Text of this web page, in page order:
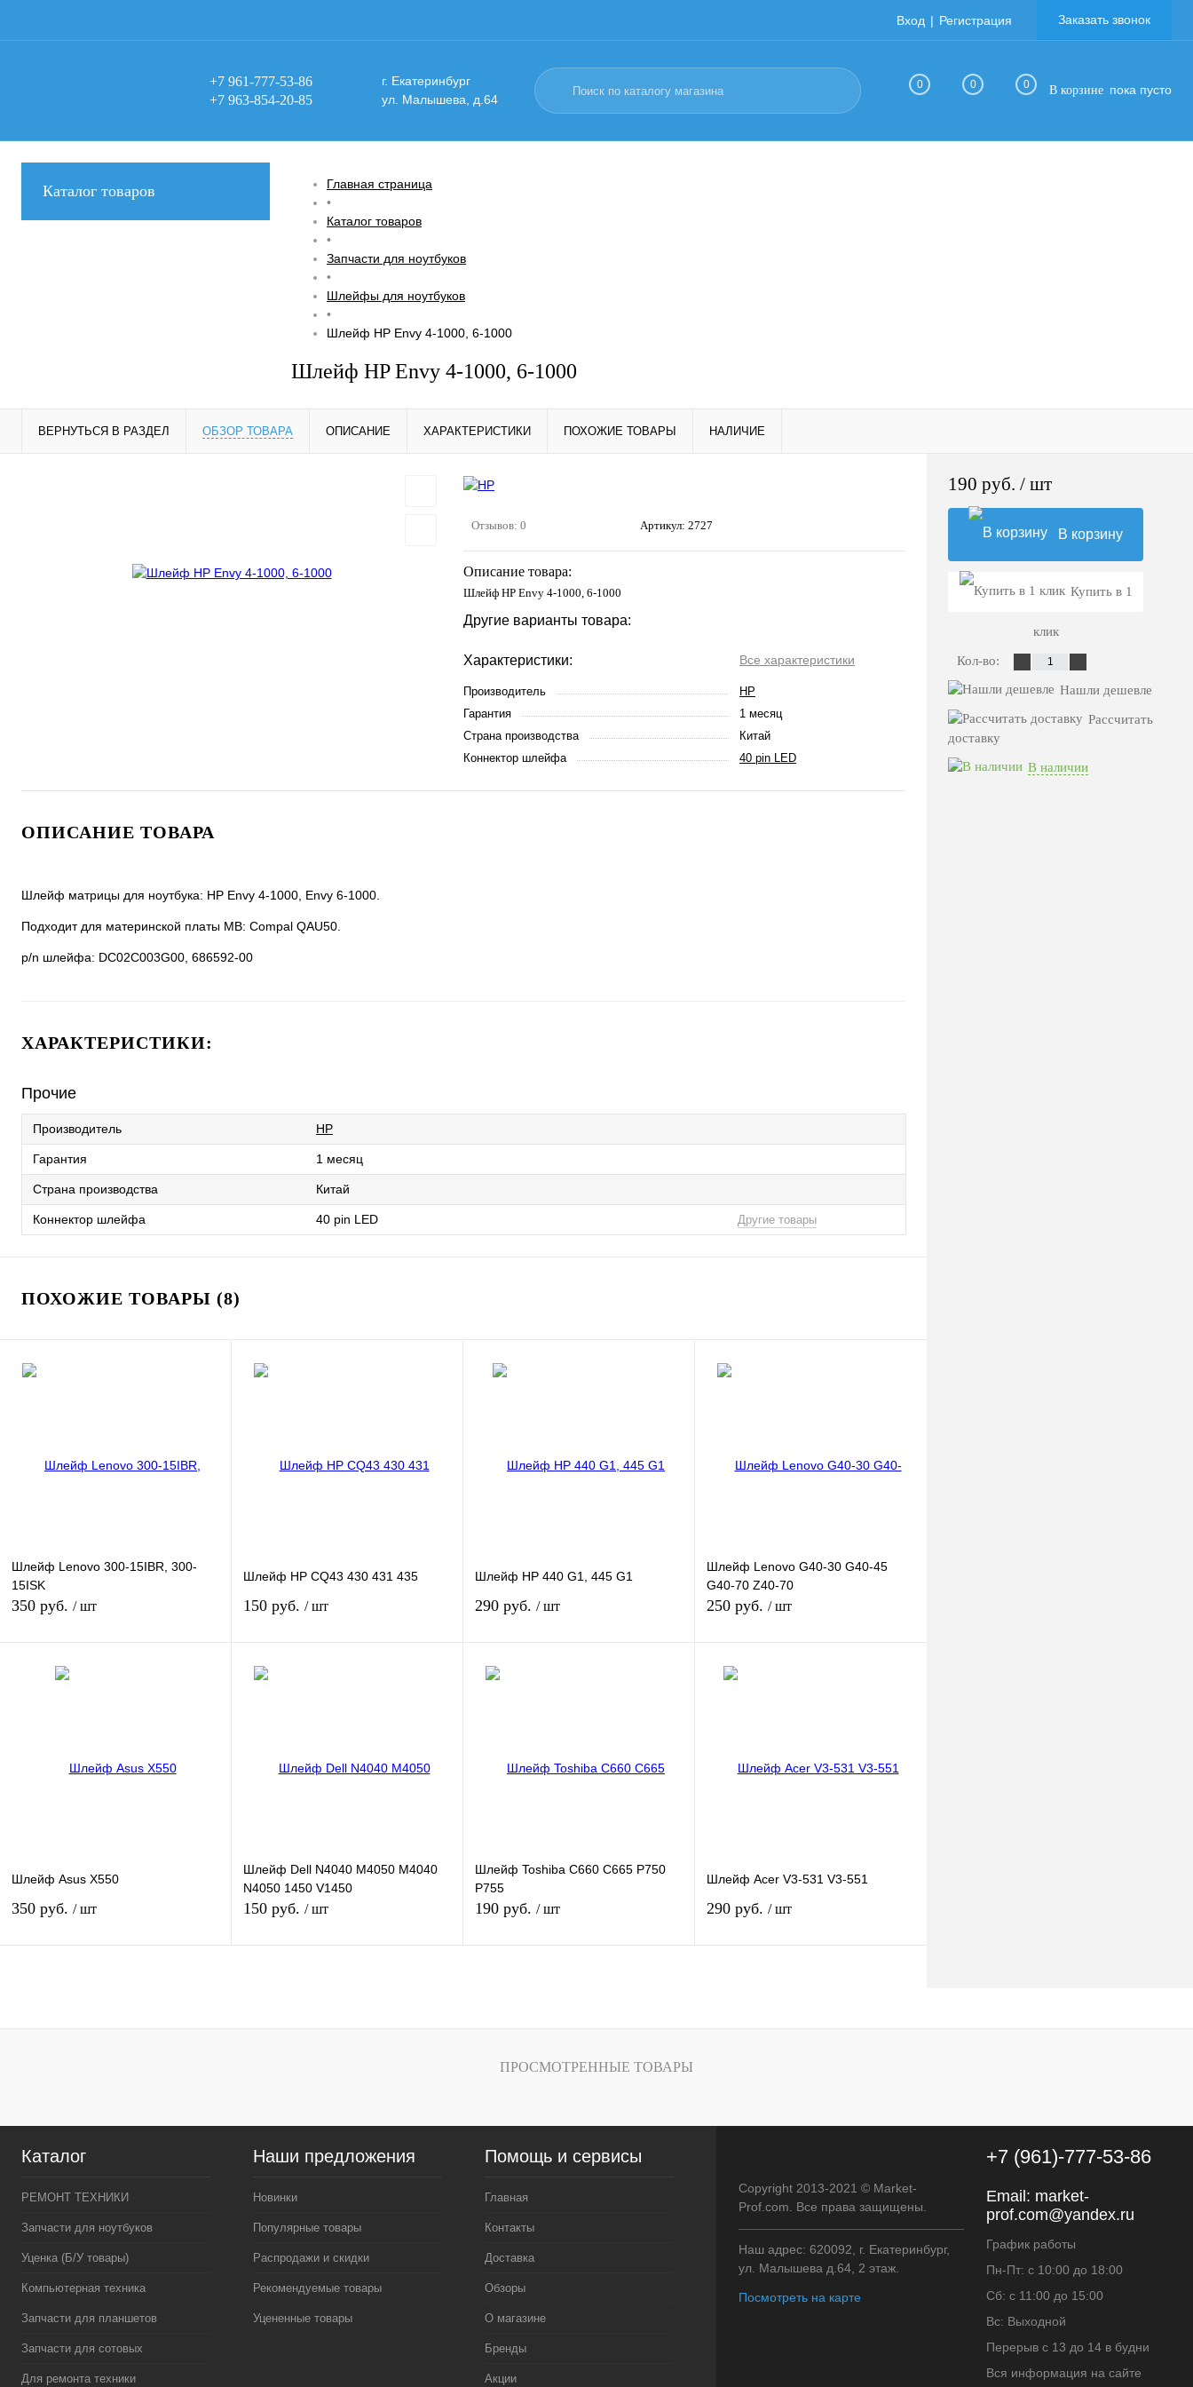
Вход Регистрация Заказать звонок
+7 961-777-53-86
+7 963-854-20-85
г. Екатеринбург
ул. Малышева, д.64
0 0 0 В корзине пока пусто
Каталог товаров
Главная страница
•
Каталог товаров
•
Запчасти для ноутбуков
•
Шлейфы для ноутбуков
•
Шлейф HP Envy 4-1000, 6-1000
Шлейф HP Envy 4-1000, 6-1000
ВЕРНУТЬСЯ В РАЗДЕЛ ОБЗОР ТОВАРА ОПИСАНИЕ ХАРАКТЕРИСТИКИ ПОХОЖИЕ ТОВАРЫ НАЛИЧИЕ
Отзывов: 0 Артикул: 2727
Описание товара:
Шлейф HP Envy 4-1000, 6-1000
Другие варианты товара:
Характеристики: Все характеристики
Производитель
HP
Гарантия
1 месяц
Страна производства
Китай
Коннектор шлейфа
40 pin LED
ОПИСАНИЕ ТОВАРА
Шлейф матрицы для ноутбука: HP Envy 4-1000, Envy 6-1000.
Подходит для материнской платы MB: Compal QAU50.
p/n шлейфа: DC02C003G00, 686592-00
ХАРАКТЕРИСТИКИ:
Прочие
Производитель HP
Гарантия 1 месяц
Страна производства Китай
Коннектор шлейфа 40 pin LED Другие товары
ПОХОЖИЕ ТОВАРЫ (8)
Шлейф Lenovo 300-15IBR, 300-
15ISK
350 руб. / шт
наличии
Шлейф HP CQ43 430 431 435
150 руб. / шт
наличии
Шлейф HP 440 G1, 445 G1
290 руб. / шт
наличии
Шлейф Lenovo G40-30 G40-45
G40-70 Z40-70
250 руб. / шт
наличии
Шлейф Asus X550
350 руб. / шт
Шлейф Dell N4040 M4050 M4040
N4050 1450 V1450
150 руб. / шт
Шлейф Toshiba C660 C665 P750
P755
190 руб. / шт
наличии
ver. 1
Шлейф Acer V3-531 V3-551
290 руб. / шт
190 руб. / шт
В корзину
Купить в 1
клик
Кол-во:
Нашли дешевле
Рассчитать
доставку
В наличии
ПРОСМОТРЕННЫЕ ТОВАРЫ
Каталог
РЕМОНТ ТЕХНИКИ
Запчасти для ноутбуков
Уценка (Б/У товары)
Компьютерная техника
Запчасти для планшетов
Запчасти для сотовых
Для ремонта техники
Наши предложения
Новинки
Популярные товары
Распродажи и скидки
Рекомендуемые товары
Уцененные товары
Помощь и сервисы
Главная
Контакты
Доставка
Обзоры
О магазине
Бренды
Акции
Copyright 2013-2021 © Market-
Prof.com. Все права защищены.
Наш адрес: 620092, г. Екатеринбург,
ул. Малышева д.64, 2 этаж.
Посмотреть на карте
+7 (961)-777-53-86
Email: market-
prof.com@yandex.ru
График работы
Пн-Пт: с 10:00 до 18:00
Сб: с 11:00 до 15:00
Вс: Выходной
Перерыв с 13 до 14 в будни
Вся информация на сайте